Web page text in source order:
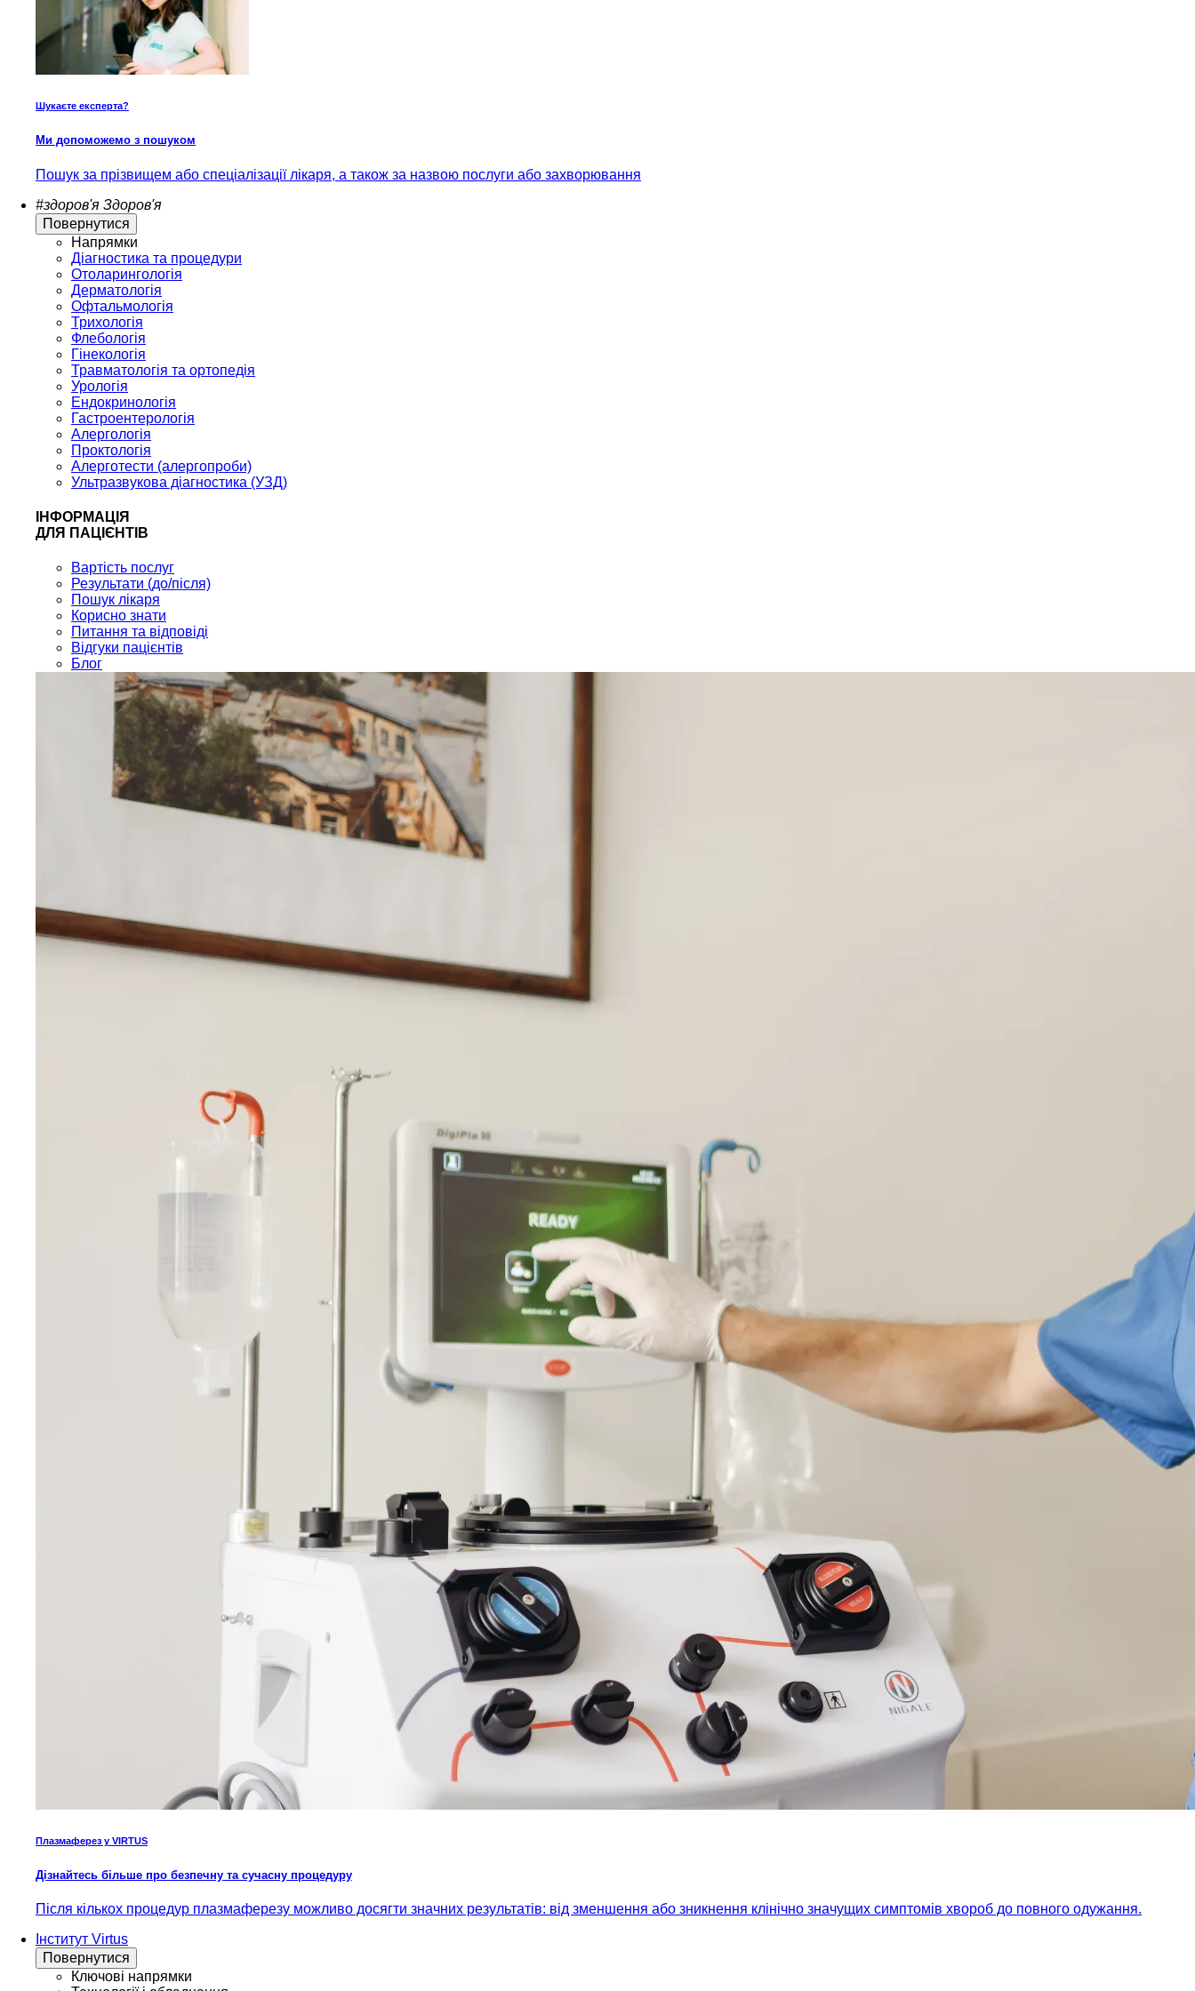
Шукаєте експерта?
Ми допоможемо з пошуком
Пошук за прізвищем або спеціалізації лікаря, а також за назвою послуги або захворювання
#здоров'я Здоров'я
Повернутися
Напрямки
Діагностика та процедури
Отоларингологія
Дерматологія
Офтальмологія
Трихологія
Флебологія
Гінекологія
Травматологія та ортопедія
Урологія
Ендокринологія
Гастроентерологія
Алергологія
Проктологія
Алерготести (алергопроби)
Ультразвукова діагностика (УЗД)
ІНФОРМАЦІЯ
ДЛЯ ПАЦІЄНТІВ
Вартість послуг
Результати (до/після)
Пошук лікаря
Корисно знати
Питання та відповіді
Відгуки пацієнтів
Блог
Плазмаферез у VIRTUS
Дізнайтесь більше про безпечну та сучасну процедуру
Після кількох процедур плазмаферезу можливо досягти значних результатів: від зменшення або зникнення клінічно значущих симптомів хвороб до повного одужання.
Інститут Virtus
Повернутися
Ключові напрямки